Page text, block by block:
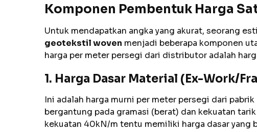
Komponen Pembentuk Harga
Untuk mendapatkan angka yang akurat, seorang
geotekstil woven menjadi beberapa komponen
harga per meter persegi dari distributor adalah
1. Harga Dasar Material (Ex-Work/
Ini adalah harga murni per meter persegi dari
bergantung pada gramasi (berat) dan kekuatan
kekuatan 40kN/m tentu memiliki harga dasar yang